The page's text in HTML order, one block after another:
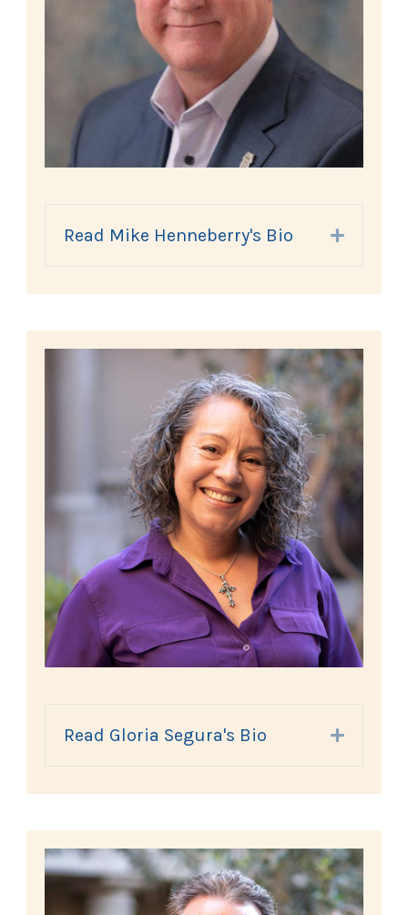
Read Mike Henneberry's Bio Expand
Read Gloria Segura's Bio Expand